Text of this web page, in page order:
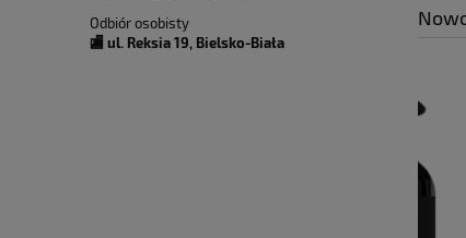
Odbiór osobisty
🏬 ul. Reksia 19, Bielsko-Biała